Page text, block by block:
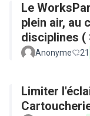
Le
plein air, au
disciplines (
Parkour)
Anonyme 21
Limiter